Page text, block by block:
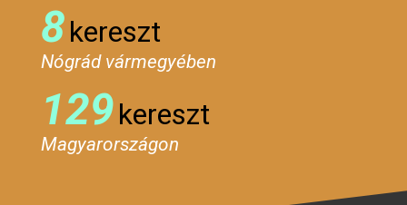
8kereszt
Nógrád vármegyében
129kereszt
Magyarországon